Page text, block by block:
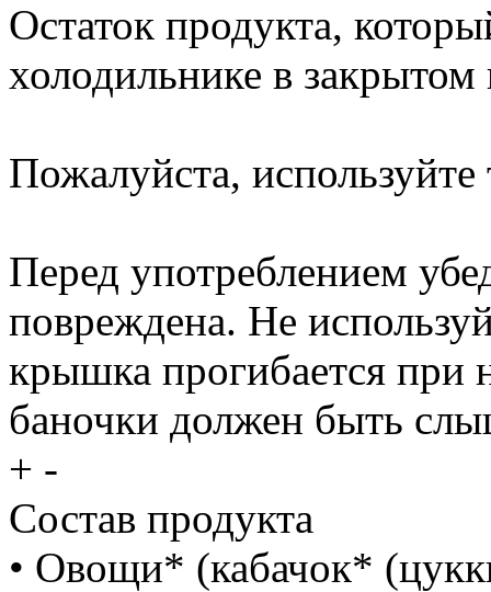
Остаток продукта,
холодильнике в закрытом
Пожалуйста,
Перед употреблением
повреждена. Не
крышка прогибается при
баночки должен быть
+ -
Состав продукта
• Овощи* (кабачок*